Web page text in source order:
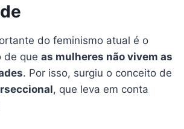
do feminismo atual é o
de que as mulheres não vivem as
. Por isso, surgiu o conceito de
, que leva em conta